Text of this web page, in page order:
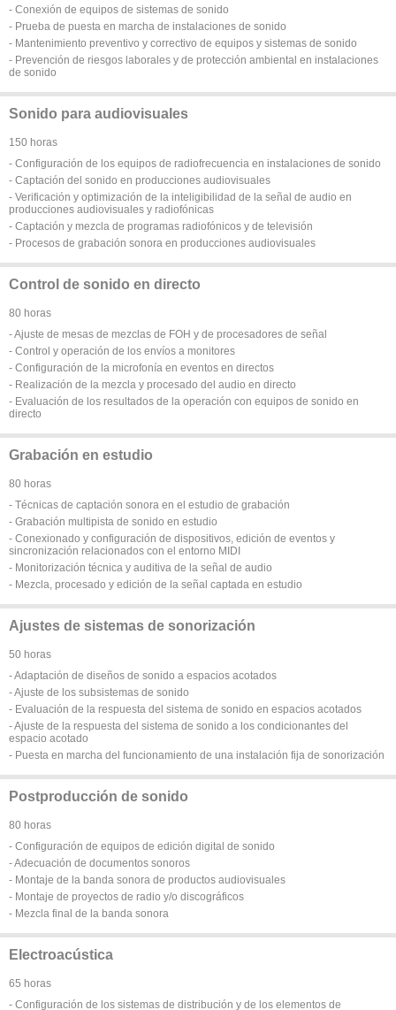
- Conexión de equipos de sistemas de sonido
- Prueba de puesta en marcha de instalaciones de sonido
- Mantenimiento preventivo y correctivo de equipos y sistemas de sonido
- Prevención de riesgos laborales y de protección ambiental en instalaciones
de sonido
Sonido para audiovisuales
150 horas
- Configuración de los equipos de radiofrecuencia en instalaciones de sonido
- Captación del sonido en producciones audiovisuales
- Verificación y optimización de la inteligibilidad de la señal de audio en
producciones audiovisuales y radiofónicas
- Captación y mezcla de programas radiofónicos y de televisión
- Procesos de grabación sonora en producciones audiovisuales
Control de sonido en directo
80 horas
- Ajuste de mesas de mezclas de FOH y de procesadores de señal
- Control y operación de los envíos a monitores
- Configuración de la microfonía en eventos en directos
- Realización de la mezcla y procesado del audio en directo
- Evaluación de los resultados de la operación con equipos de sonido en
directo
Grabación en estudio
80 horas
- Técnicas de captación sonora en el estudio de grabación
- Grabación multipista de sonido en estudio
- Conexionado y configuración de dispositivos, edición de eventos y
sincronización relacionados con el entorno MIDI
- Monitorización técnica y auditiva de la señal de audio
- Mezcla, procesado y edición de la señal captada en estudio
Ajustes de sistemas de sonorización
50 horas
- Adaptación de diseños de sonido a espacios acotados
- Ajuste de los subsistemas de sonido
- Evaluación de la respuesta del sistema de sonido en espacios acotados
- Ajuste de la respuesta del sistema de sonido a los condicionantes del
espacio acotado
- Puesta en marcha del funcionamiento de una instalación fija de sonorización
Postproducción de sonido
80 horas
- Configuración de equipos de edición digital de sonido
- Adecuación de documentos sonoros
- Montaje de la banda sonora de productos audiovisuales
- Montaje de proyectos de radio y/o discográficos
- Mezcla final de la banda sonora
Electroacústica
65 horas
- Configuración de los sistemas de distribución y de los elementos de